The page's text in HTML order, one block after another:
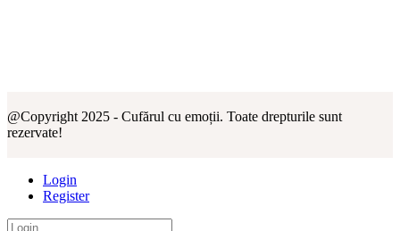
@Copyright 2025 - Cufărul cu emoții. Toate drepturile sunt
rezervate!
Login
Register